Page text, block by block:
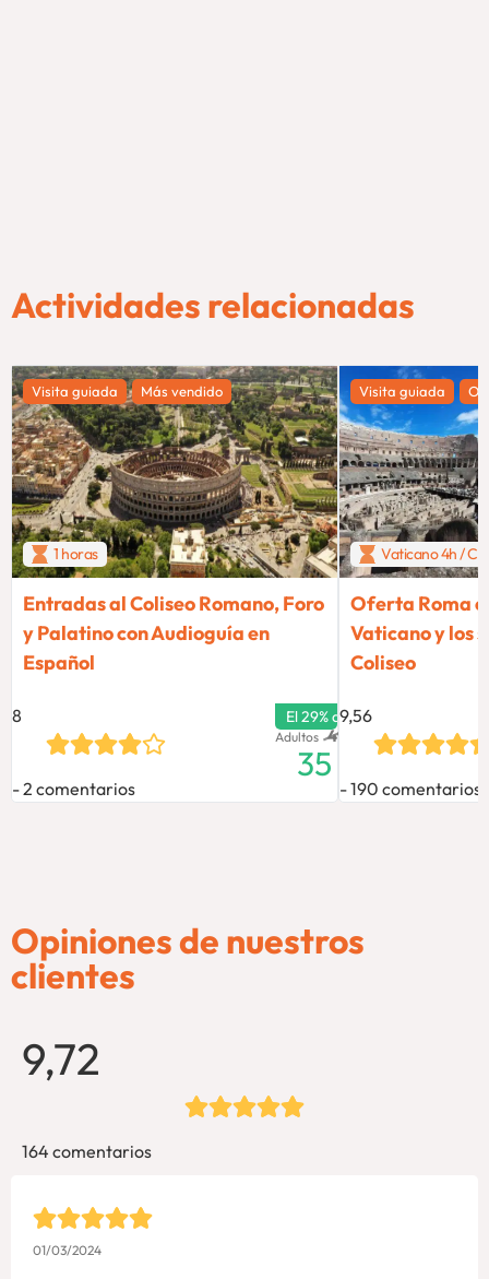
Actividades relacionadas
Visita guiada Más vendido
1 horas
Entradas al Coliseo Romano, Foro
y Palatino con Audioguía en
Español
8
2 comentarios
Adultos 49
35
El 29% de descuento termina
Visita guiada
Vaticano 4h /
Oferta Roma
Vaticano y los
Coliseo
9,56
190 comentarios
Opiniones de nuestros
clientes
9,72
164 comentarios
01/03/2024